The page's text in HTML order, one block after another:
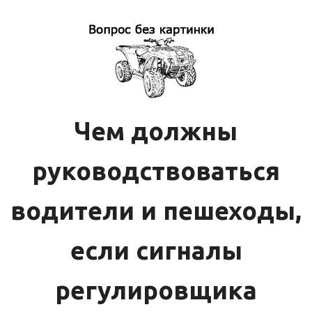
Чем должны
руководствоваться
водители и пешеходы,
если сигналы
регулировщика